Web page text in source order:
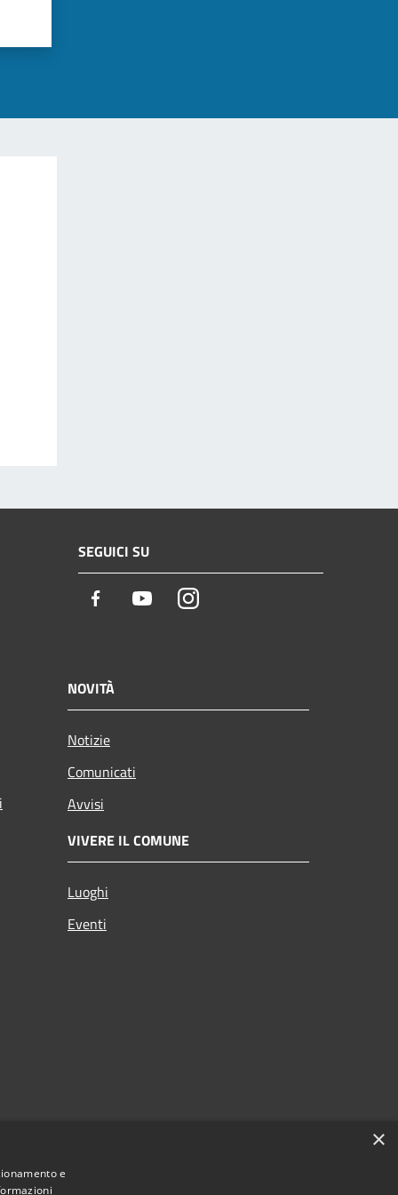
SEGUICI SU
Facebook YoutubeInstagram
NOVITÀ
Notizie
Comunicati
Avvisi
VIVERE IL COMUNE
Luoghi
Eventi
×
e